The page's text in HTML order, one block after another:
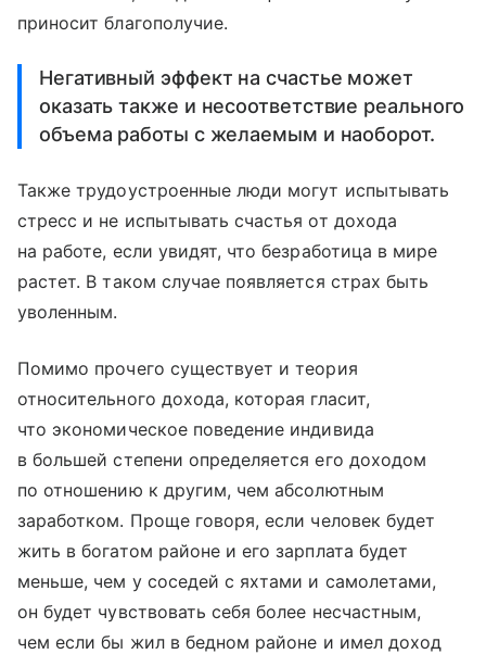
приносит благополучие.
Негативный эффект на счастье может
оказать также и несоответствие реального
объема работы с желаемым и наоборот.
Также трудоустроенные люди могут испытывать
стресс и не испытывать счастья от дохода
на работе, если увидят, что безработица в мире
растет. В таком случае появляется страх быть
уволенным.
Помимо прочего существует и теория
относительного дохода, которая гласит,
что экономическое поведение индивида
в большей степени определяется его доходом
по отношению к другим, чем абсолютным
заработком. Проще говоря, если человек будет
жить в богатом районе и его зарплата будет
меньше, чем у соседей с яхтами и самолетами,
он будет чувствовать себя более несчастным,
чем если бы жил в бедном районе и имел доход